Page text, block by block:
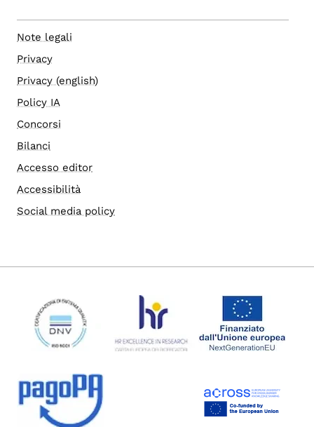
Note legali
Privacy
Privacy (english)
Policy IA
Concorsi
Bilanci
Accesso editor
Accessibilità
Social media policy